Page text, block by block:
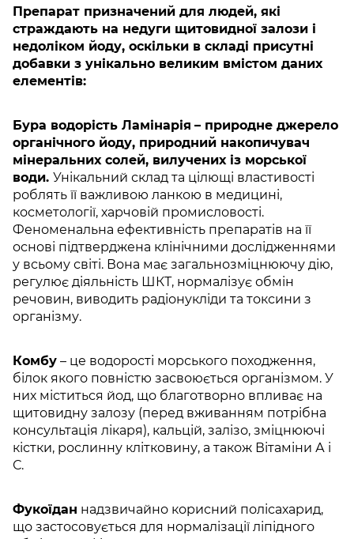
Препарат призначений для людей, які
страждають на недуги щитовидної залози і
недоліком йоду, оскільки в складі присутні
добавки з унікально великим вмістом даних
елементів:
Бура водорість Ламінарія – природне джерело
органічного йоду, природний накопичувач
мінеральних солей, вилучених із морської
води. Унікальний склад та цілющі властивості
роблять її важливою ланкою в медицині,
косметології, харчовій промисловості.
Феноменальна ефективність препаратів на її
основі підтверджена клінічними дослідженнями
у всьому світі. Вона має загальнозміцнюючу дію,
регулює діяльність ШКТ, нормалізує обмін
речовин, виводить радіонукліди та токсини з
організму.
Комбу – це водорості морського походження,
білок якого повністю засвоюється організмом. У
них міститься йод, що благотворно впливає на
щитовидну залозу (перед вживанням потрібна
консультація лікаря), кальцій, залізо, зміцнюючі
кістки, рослинну клітковину, а також Вітаміни А і
С.
Фукоїдан надзвичайно корисний полісахарид,
що застосовується для нормалізації ліпідного